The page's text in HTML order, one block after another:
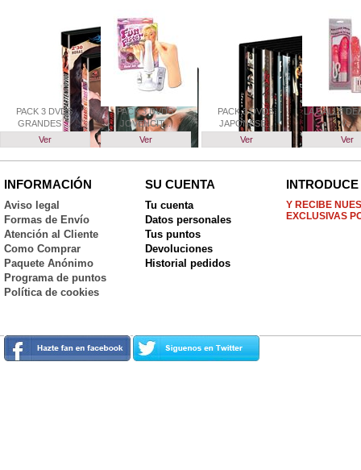
PACK 3 DVDS
GRANDES ...
Ver
PACK 3 DVDS
JOVENCIT...
Ver
PACK 3 DVDS
JAPONESE...
Ver
LA CALLE
V...
Ver
INFORMACIÓN
Aviso legal
Formas de Envío
Atención al Cliente
Como Comprar
Paquete Anónimo
Programa de puntos
Política de cookies
SU CUENTA
Tu cuenta
Datos personales
Tus puntos
Devoluciones
Historial pedidos
Y RECIBE
EXCLUSIVAS